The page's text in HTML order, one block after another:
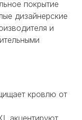
покрытие
дизайнерские
и
кровлю от
акцентируют